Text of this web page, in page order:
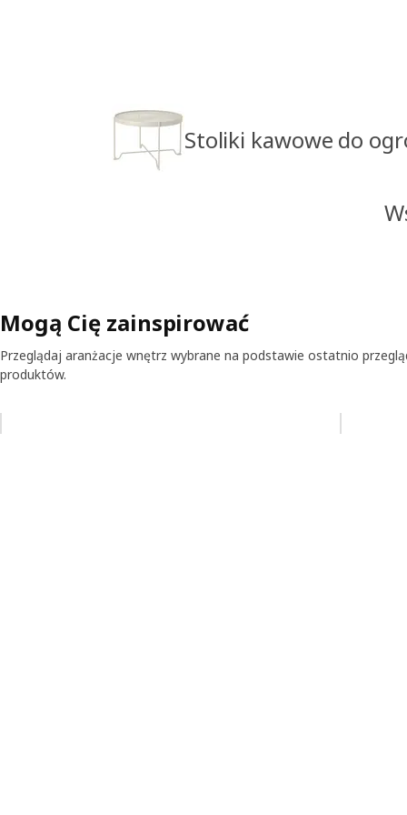
Stoliki kawowe do
Mogą Cię zainspirować
Przeglądaj aranżacje wnętrz wybrane na podstawie ostatnio
produktów.